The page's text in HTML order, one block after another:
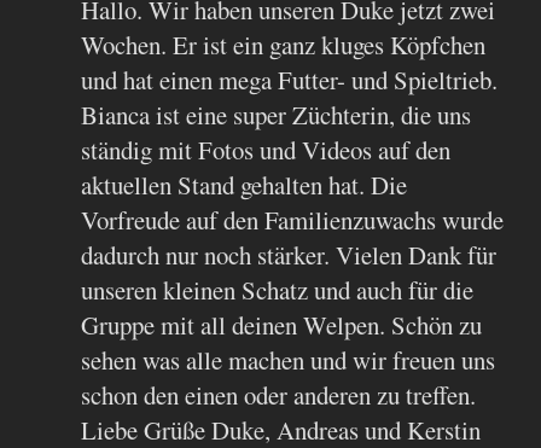
Hallo. Wir haben unseren Duke jetzt zwei
Wochen. Er ist ein ganz kluges Köpfchen
und hat einen mega Futter- und Spieltrieb.
Bianca ist eine super Züchterin, die uns
ständig mit Fotos und Videos auf den
aktuellen Stand gehalten hat. Die
Vorfreude auf den Familienzuwachs wurde
dadurch nur noch stärker. Vielen Dank für
unseren kleinen Schatz und auch für die
Gruppe mit all deinen Welpen. Schön zu
sehen was alle machen und wir freuen uns
schon den einen oder anderen zu treffen.
Liebe Grüße Duke, Andreas und Kerstin